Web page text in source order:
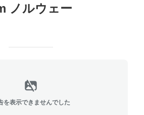
ノルウェー
を表示できませんでした